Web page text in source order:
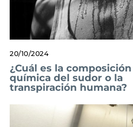
20/10/2024
¿Cuál es la composición
química del sudor o la
transpiración humana?